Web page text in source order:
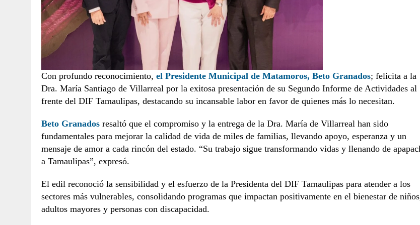
Con profundo reconocimiento, el Presidente Municipal de Matamoros, Beto Granados; felicita a la
Dra. María Santiago de Villarreal por la exitosa presentación de su Segundo Informe de Actividades al
frente del DIF Tamaulipas, destacando su incansable labor en favor de quienes más lo necesitan.
Beto Granados resaltó que el compromiso y la entrega de la Dra. María de Villarreal han sido
fundamentales para mejorar la calidad de vida de miles de familias, llevando apoyo, esperanza y un
mensaje de amor a cada rincón del estado. “Su trabajo sigue transformando vidas y llenando de
a Tamaulipas”, expresó.
El edil reconoció la sensibilidad y el esfuerzo de la Presidenta del DIF Tamaulipas para atender a los
sectores más vulnerables, consolidando programas que impactan positivamente en el bienestar de
adultos mayores y personas con discapacidad.